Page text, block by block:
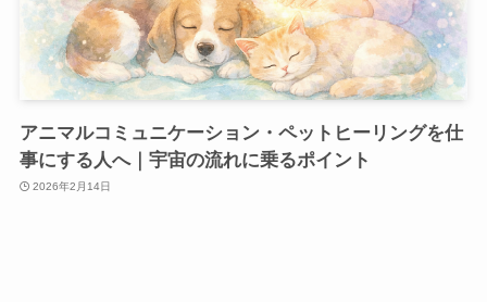
アニマルコミュニケーション・ペットヒーリングを仕
事にする人へ｜宇宙の流れに乗るポイント
2026年2月14日